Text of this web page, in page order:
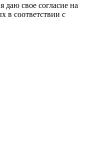
свое согласие на
в соответствии с